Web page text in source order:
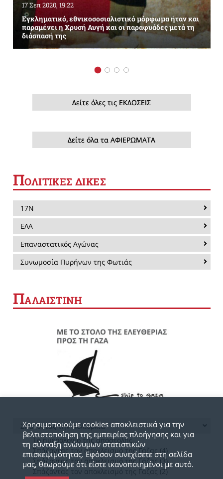
17 Σεπ 2020, 19:22
Εγκληματικό, εθνικοσοσιαλιστικό μόρφωμα ήταν και
παραμένει η Χρυσή Αυγή και οι παραφυάδες μετά τη
διάσπασή της
Δείτε όλες τις ΕΚΔΟΣΕΙΣ
Δείτε όλα τα ΑΦΙΕΡΩΜΑΤΑ
ΠΟΛΙΤΙΚΕΣ ΔΙΚΕΣ
17Ν
ΕΛΑ
Επαναστατικός Αγώνας
Συνωμοσία Πυρήνων της Φωτιάς
ΠΑΛΑΙΣΤΙΝΗ
Σπάζοντας την πολιορκία
Το ημερολόγιο της αποστολής
Σπάζοντας τον αποκλεισμό της Γάζας (4)
Σπάζοντας τον αποκλεισμό της Γάζας (3)
Σπάζοντας τον αποκλεισμό της Γάζας (2)
Χρησιμοποιούμε cookies αποκλειστικά για την
βελτιστοποίηση της εμπειρίας πλοήγησης και για
τη σύνταξη ανώνυμων στατιστικών
επισκεψιμότητας. Εφόσον συνεχίσετε στη σελίδα
μας, θεωρούμε ότι είστε ικανοποιημένοι με αυτό.